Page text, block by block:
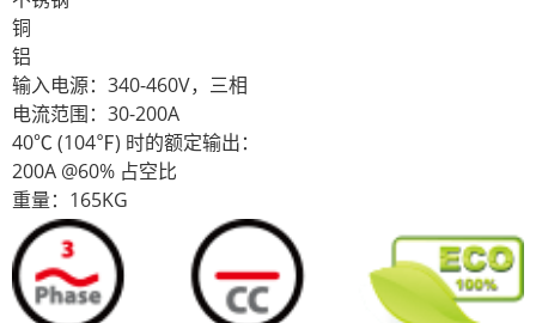
铜
铝
输入电源：340-460V，三相
电流范围：30-200A
40℃ (104℉) 时的额定输出：
200A @60% 占空比
重量：165KG